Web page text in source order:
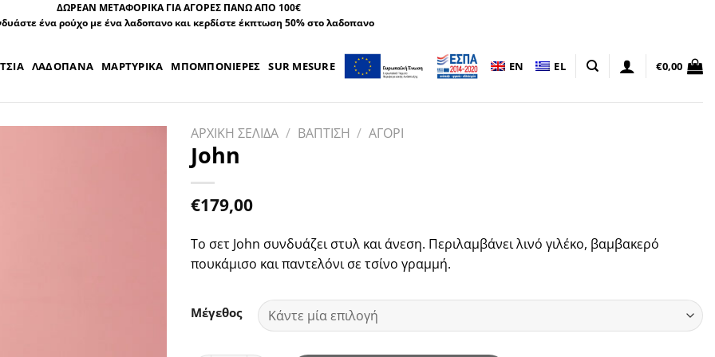
ΔΩΡΕΑΝ ΜΕΤΑΦΟΡΙΚΑ ΓΙΑ ΑΓΟΡΕΣ ΠΑΝΩ ΑΠΟ 100€
ένα ρούχο με ένα λαδοπανο και κερδίστε έκπτωση 50% στο λαδοπανο
ΛΑΔΟΠΑΝΑ ΜΑΡΤΥΡΙΚΑ ΜΠΟΜΠΟΝΙΕΡΕΣ SUR MESURE EN EL €0,00
ΑΡΧΙΚΗ ΣΕΛΙΔΑ / ΒΑΠΤΙΣΗ / ΑΓΟΡΙ
John
€179,00
Το σετ John συνδυάζει στυλ και άνεση. Περιλαμβάνει λινό γιλέκο, βαμβακερό
πουκάμισο και παντελόνι σε τσίνο γραμμή.
Μέγεθος